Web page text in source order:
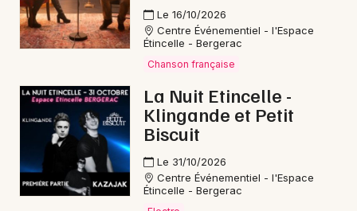
24 - Dordogne
Choisir mes départements
Mon email
Je m'abonne
Le 16/10/2026
Centre Événementiel - l'Espace
Étincelle - Bergerac
Chanson française
La Nuit Etincelle -
Klingande et Petit
Biscuit
Le 31/10/2026
Centre Événementiel - l'Espace
Étincelle - Bergerac